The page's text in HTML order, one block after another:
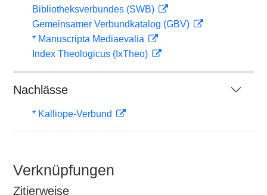
Bibliotheksverbundes (SWB)
Gemeinsamer Verbundkatalog (GBV)
* Manuscripta Mediaevalia
Index Theologicus (IxTheo)
Nachlässe
* Kalliope-Verbund
Verknüpfungen
Zitierweise